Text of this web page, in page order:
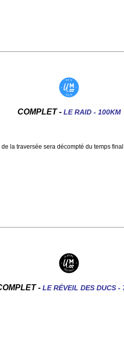
COMPLET - LE RAID - 100KM
la traversée sera décompté du temps
- LE RÉVEIL DES DUCS -